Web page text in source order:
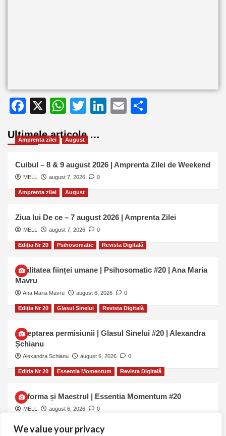
We value your privacy
Facebook
X WhatsApp
Twitter
LinkedIn
Email
Ultimele articole …
Amprenta zilei August
Cuibul – 8 & 9 august 2026 | Amprenta Zilei de Weekend
MELL august 7, 2026 0
Amprenta zilei August
Ziua lui De ce – 7 august 2026 | Amprenta Zilei
MELL august 7, 2026 0
Ediția Nr 20 Psihosomatic Revista Digitală
Dualitatea ființei umane | Psihosomatic #20 | Ana Maria
Mavru
Ana Maria Mavru august 6, 2026 0
Ediția Nr 20 Glasul Sinelui Revista Digitală
Așteptarea permisiunii | Glasul Sinelui #20 | Alexandra
Șchianu
Alexandra Schianu august 6, 2026 0
Ediția Nr 20 Essentia Momentum Revista Digitală
Uniforma și Maestrul | Essentia Momentum #20
MELL august 6, 2026 0